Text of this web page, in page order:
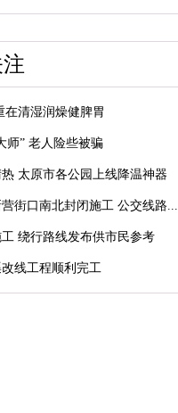
在清湿润燥健脾胃
师” 老人险些被骗
太原市各公园上线降温神器
街口南北封闭施工 公交线路...
绕行路线发布供市民参考
线工程顺利完工